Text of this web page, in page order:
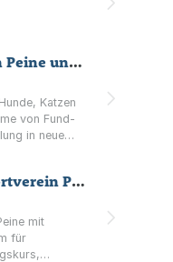
Tierschutzverein Peine und Umgegend eingetragener Verein
Katzen
von Fund-
in neue
Polizeihundesportverein Peine (PHSV) e.V.
mit
für